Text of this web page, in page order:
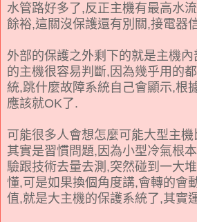
水管路好多了,反正主機有最高水
餘裕,這關沒保護還有別關,接電器
外部的保護之外剩下的就是主機
的主機很容易判斷,因為幾乎用的
統,跳什麼故障系統自己會顯示,根
應該就OK了.
可能很多人會想怎麼可能大型主
其實是習慣問題,因為小型冷氣根
驗跟技術去量去測,突然碰到一大
懂,可是如果換個角度講,會轉的會
值,就是大主機的保護系統了,其實